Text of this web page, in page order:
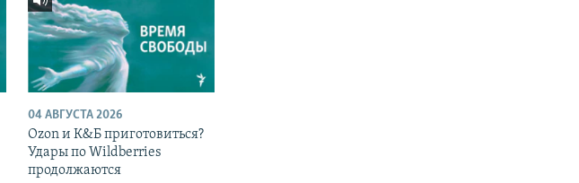
04 АВГУСТА 2026
Ozon и К&Б приготовиться?
Удары по Wildberries
продолжаются